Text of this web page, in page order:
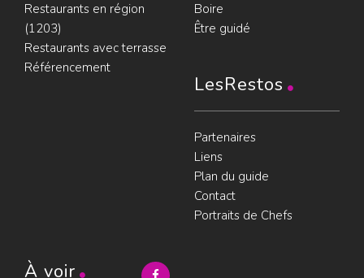
Restaurants en région
(1203)
Restaurants avec terrasse
Référencement
Boire
Être guidé
LesRestos
Partenaires
Liens
Plan du guide
Contact
Portraits de Chefs
À voir